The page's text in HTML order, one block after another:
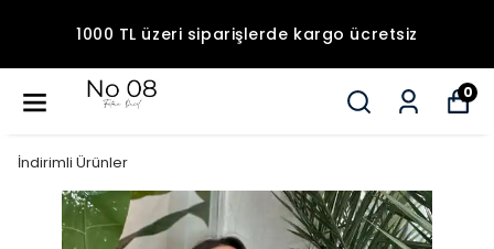
1000 TL üzeri siparişlerde kargo ücretsiz
0
İndirimli Ürünler